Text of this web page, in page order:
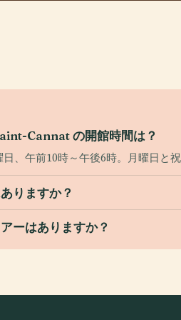
Cannat の開館時間は？
、午前10時～午後6時。月曜日と祝
りますか？
ーはありますか？